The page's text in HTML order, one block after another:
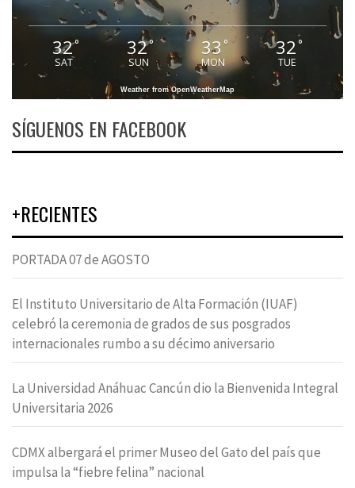
32°
SAT
32°
SUN
33 °
MON
32°
TUE
Weather from OpenWeatherMap
SÍGUENOS EN FACEBOOK
+RECIENTES
PORTADA 07 de AGOSTO
El Instituto Universitario de Alta Formación (IUAF)
celebró la ceremonia de grados de sus posgrados
internacionales rumbo a su décimo aniversario
La Universidad Anáhuac Cancún dio la Bienvenida Integral
Universitaria 2026
CDMX albergará el primer Museo del Gato del país que
impulsa la “fiebre felina” nacional